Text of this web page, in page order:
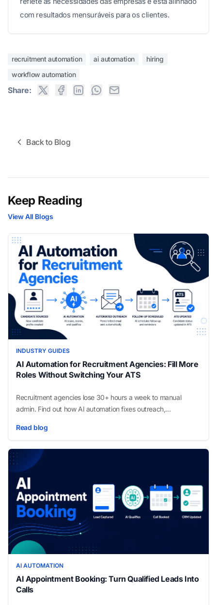
com resultados mensuráveis para os clientes.
recruitment automation ai automation
hiring
workflow automation
Share:
Back to Blog
Keep Reading
View All Blogs
INDUSTRY GUIDES
AI Automation for Recruitment Agencies: Fill More
Roles Without Switching Your ATS
Recruitment agencies lose 30+ hours a week to manual
admin. Find out how AI automation fixes outreach,
Read blog
AI AUTOMATION
AI Appointment Booking: Turn Qualified Leads Into
Calls